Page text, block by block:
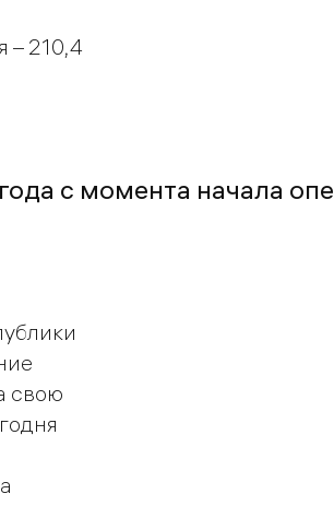
– 210,4
с момента начала
свою